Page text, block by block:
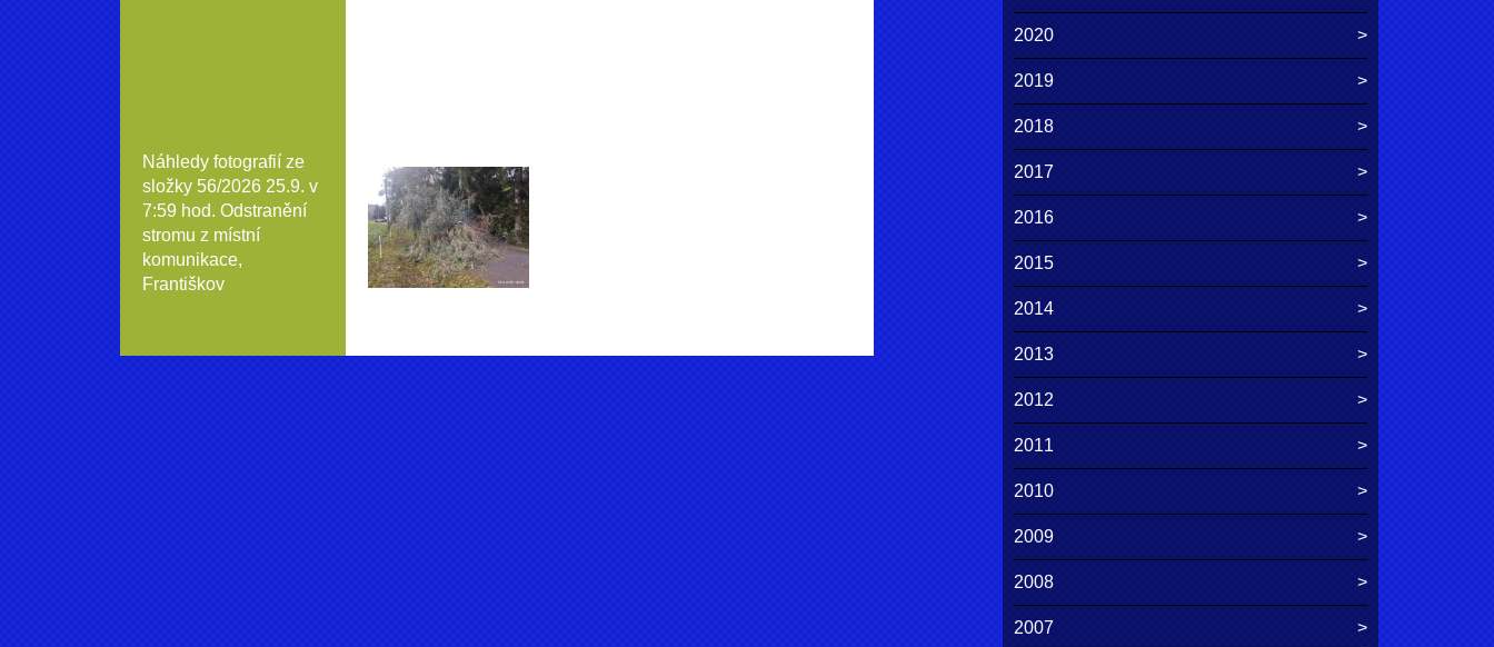
Náhledy fotografií ze
složky 56/2026 25.9. v
7:59 hod. Odstranění
stromu z místní
komunikace,
Františkov
2020
2019
2018
2017
2016
2015
2014
2013
2012
2011
2010
2009
2008
2007